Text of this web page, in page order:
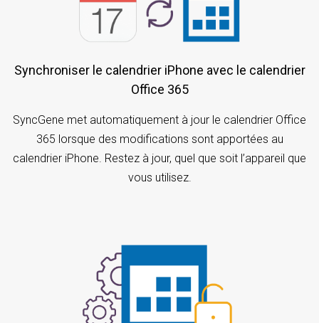
Synchroniser le calendrier iPhone avec le calendrier
Office 365
SyncGene met automatiquement à jour le calendrier Office
365 lorsque des modifications sont apportées au
calendrier iPhone. Restez à jour, quel que soit l’appareil que
vous utilisez.